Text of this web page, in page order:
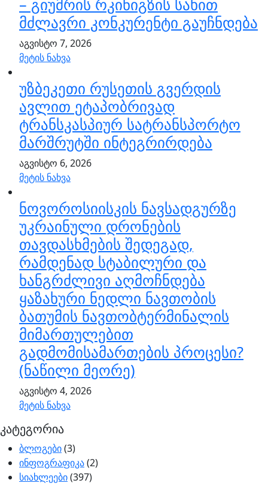
– გიუმრის რკინიგზის სახით
მძლავრი კონკურენტი გაუჩნდება
აგვისტო 7, 2026
მეტის ნახვა
უზბეკეთი რუსეთის გვერდის
ავლით ეტაპობრივად
ტრანსკასპიურ სატრანსპორტო
მარშრუტში ინტეგრირდება
აგვისტო 6, 2026
მეტის ნახვა
ნოვოროსიისკის ნავსადგურზე
უკრაინული დრონების
თავდასხმების შედეგად,
რამდენად სტაბილური და
ხანგრძლივი აღმოჩნდება
ყაზახური ნედლი ნავთობის
ბათუმის ნავთობტერმინალის
მიმართულებით
გადმომისამართების პროცესი?
(ნაწილი მეორე)
აგვისტო 4, 2026
მეტის ნახვა
კატეგორია
ბლოგები(3)
ინფოგრაფიკა(2)
სიახლეები(397)